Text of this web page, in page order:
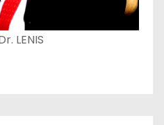
LENIS